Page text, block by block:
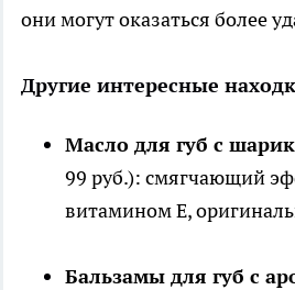
они могут оказаться более
Другие интересные
Масло для губ с
99 руб.): смягчающий
витамином Е,
Бальзамы для губ с